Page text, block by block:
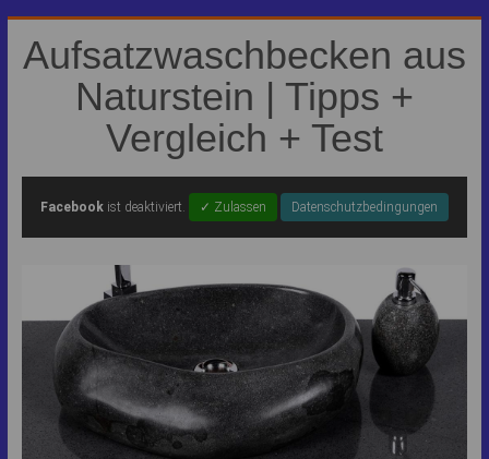
Aufsatzwaschbecken aus
Naturstein | Tipps +
Vergleich + Test
Facebookist deaktiviert. ✓ Zulassen Datenschutzbedingungen